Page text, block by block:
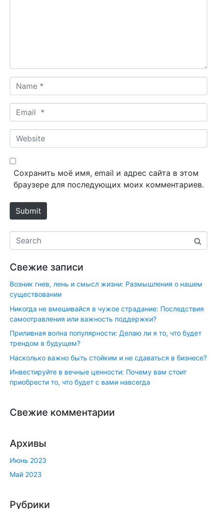
a
m
*
m
a
*
W
e
b
e
Сохранить моё имя, email и адрес сайта в этом
браузере для последующих моих комментариев.
Submit
Свежие записи
Возник гнев, лень и смысл жизни: Размышления о нашем
существовании
Никогда не вмешивайся в чужое страдание: Последствия
самоотравления или важность поддержки?
Приливная волна популярности: Делаю ли я то, что будет
трендом в будущем?
Насколько важно быть стойким и не сдаваться в бизнесе?
Инвестируйте в вечные ценности: Почему вам стоит
приобрести то, что будет с вами навсегда
Свежие комментарии
Архивы
Июнь 2023
Май 2023
Рубрики